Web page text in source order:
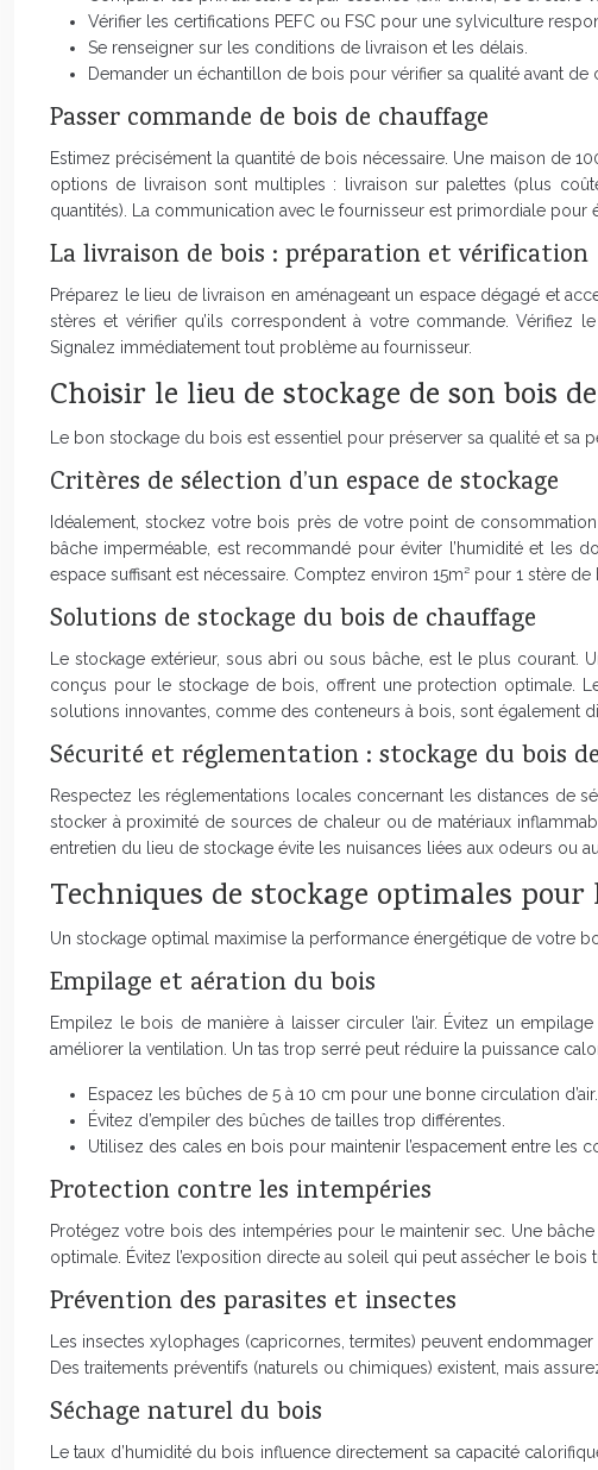
Vérifier les certifications PEFC ou FSC pour une sylviculture
Se renseigner sur les conditions de livraison et les délais.
Demander un échantillon de bois pour vérifier sa qualité avant de
Passer commande de bois de chauffage
Estimez précisément la quantité de bois nécessaire. Une maison de
options de livraison sont multiples : livraison sur palettes (plus
quantités). La communication avec le fournisseur est primordiale
La livraison de bois : préparation et vérification
Préparez le lieu de livraison en aménageant un espace dégagé et
stères et vérifier qu’ils correspondent à votre commande. Vérifiez
Signalez immédiatement tout problème au fournisseur.
Choisir le lieu de stockage de son bois
Le bon stockage du bois est essentiel pour préserver sa qualité et
Critères de sélection d’un espace de stockage
Idéalement, stockez votre bois près de votre point de
bâche imperméable, est recommandé pour éviter l’humidité et les
espace suffisant est nécessaire. Comptez environ 15m² pour 1 stère
Solutions de stockage du bois de chauffage
Le stockage extérieur, sous abri ou sous bâche, est le plus
conçus pour le stockage de bois, offrent une protection optimale.
solutions innovantes, comme des conteneurs à bois, sont également
Sécurité et réglementation : stockage du bois
Respectez les réglementations locales concernant les distances de
stocker à proximité de sources de chaleur ou de matériaux
entretien du lieu de stockage évite les nuisances liées aux odeurs ou
Techniques de stockage optimales pour
Un stockage optimal maximise la performance énergétique de votre
Empilage et aération du bois
Empilez le bois de manière à laisser circuler l’air. Évitez un
améliorer la ventilation. Un tas trop serré peut réduire la puissance
Espacez les bûches de 5 à 10 cm pour une bonne circulation d’air.
Évitez d’empiler des bûches de tailles trop différentes.
Utilisez des cales en bois pour maintenir l’espacement entre les
Protection contre les intempéries
Protégez votre bois des intempéries pour le maintenir sec. Une
optimale. Évitez l’exposition directe au soleil qui peut assécher le
Prévention des parasites et insectes
Les insectes xylophages (capricornes, termites) peuvent
Des traitements préventifs (naturels ou chimiques) existent, mais
Séchage naturel du bois
Le taux d’humidité du bois influence directement sa capacité